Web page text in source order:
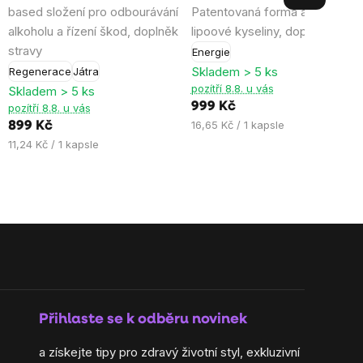
based složení pro odbourávání
alkoholu a řízení škod, doplněk
stravy
RegeneraceJátra
5,0
z
5
hvězdiček.
Skladem > 5 ks
pozítří 8.8. u vás
899 Kč
Měrná
11,24 Kč / 1 kapsle
Patentovaná forma aktivní R-
lipoové kyseliny, doplněk
Energie
5,0
z
5
hvězdiček.
Skladem > 5 ks
pozítří 8.8. u vás
999 Kč
Měrná
16,65 Kč / 1 kapsle
Přihlaste se k odběru novinek
a získejte tipy pro zdravý životní styl, exkluzivní